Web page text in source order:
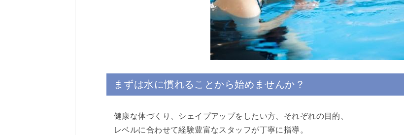
まずは水に慣れることから始めませんか？
健康な体づくり、シェイプアップをしたい方、それぞれの目的、
レベルに合わせて経験豊富なスタッフが丁寧に指導。